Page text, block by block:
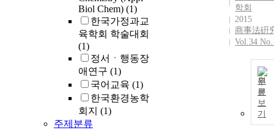
Biol Chem) (1)
한국가정과교
육학회 학술대회
(1)
정서ㆍ행동장
애연구 (1)
국어교육 (1)
한국환경농학
회지 (1)
주제분류
학회
2015
商事法硏
Vol.34
원
문
보
기